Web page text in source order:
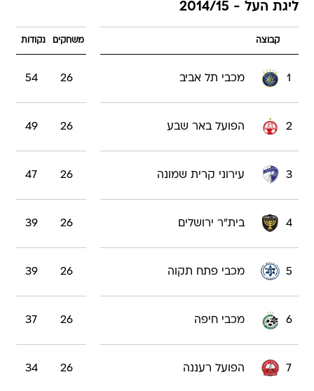
ליגת העל - 2014/15
קבוצה משחקים נקודות
1 מכבי תל אביב 26
54
2 הפועל באר שבע 26
49
3 עירוני קרית שמונה 26
47
4 בית"ר ירושלים 26
39
5 מכבי פתח תקוה 26
39
6 מכבי חיפה 26
37
7 הפועל רעננה 26
34